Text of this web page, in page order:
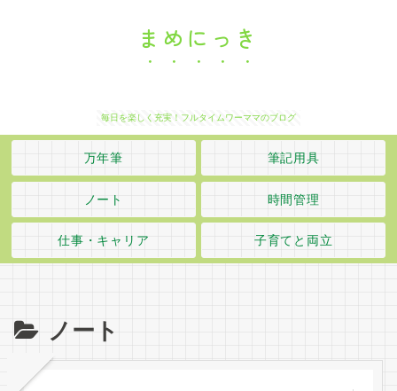
まめにっき
毎日を楽しく充実！フルタイムワーママのブログ
万年筆 筆記用具
ノート 時間管理
仕事・キャリア 子育てと両立
ノート